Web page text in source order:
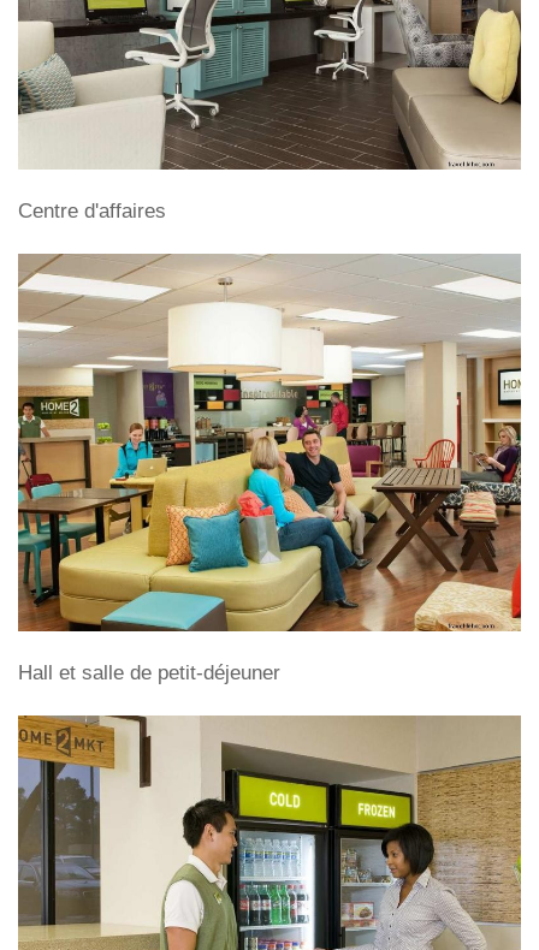
Centre d'affaires
Hall et salle de petit-déjeuner